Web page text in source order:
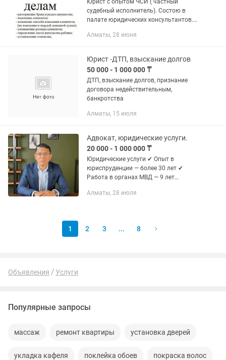
Юрист с опытом ЧСИ ( частный
судебный исполнитель). Состою в
палате юридических консультантов.
Семейные дела 2. Отмена
3.Взыскание...
Алматы, 28 июня
Юрист -ДТП, взыскание долгов
50 000 - 1 000 000 ₸
ДТП, взыскание долгов, признание
договора недействительным,
банкротства
Алматы, 15 июля
Адвокат, юридические услуги.
20 000 - 1 000 000 ₸
Юридические услуги ✔ Опыт в
юриспруденции — более 30 лет ✔
Работа в органах МВД — 9 лет
корпоративный юрист в ведущих
Алматы, 28 июля
1 2 3 ... 8
Объявления Услуги
Популярные запросы
массаж ремонт квартиры установка дверей
укладка кафеля поклейка обоев покраска волос